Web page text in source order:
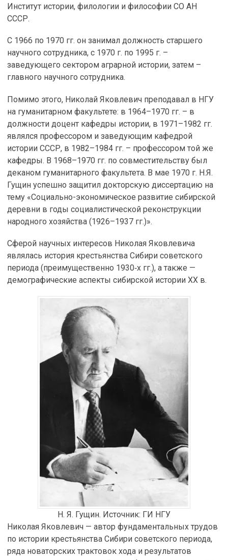
Институт истории, филологии и философии СО АН
СССР.
С 1966 по 1970 гг. он занимал должность старшего
научного сотрудника, с 1970 г. по 1995 г. –
заведующего сектором аграрной истории, затем –
главного научного сотрудника.
Помимо этого, Николай Яковлевич преподавал в НГУ
на гуманитарном факультете: в 1964–1970 гг. – в
должности доцент кафедры истории, в 1971–1982 гг.
являлся профессором и заведующим кафедрой
истории СССР, в 1982–1984 гг. – профессором той же
кафедры. В 1968–1970 гг. по совместительству был
деканом гуманитарного факультета. В мае 1970 г. Н.Я.
Гущин успешно защитил докторскую диссертацию на
тему «Социально-экономическое развитие сибирской
деревни в годы социалистической реконструкции
народного хозяйства (1926–1937 гг.)».
Сферой научных интересов Николая Яковлевича
являлась история крестьянства Сибири советского
периода (преимущественно 1930‑х гг.), а также —
демографические аспекты сибирской истории XX в.
Н. Я. Гущин. Источник: ГИ НГУ
Николая Яковлевич — автор фундаментальных трудов
по истории крестьянства Сибири советского периода,
ряда новаторских трактовок хода и результатов